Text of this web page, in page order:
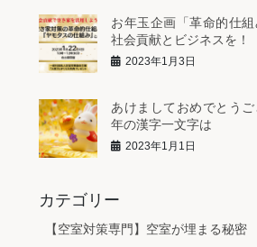
お年玉企画「革命的仕
社会貢献とビジネスを！
2023年1月3日
あけましておめでとう
年の漢字一文字は
2023年1月1日
カテゴリー
【空室対策専門】空室が埋まる秘密